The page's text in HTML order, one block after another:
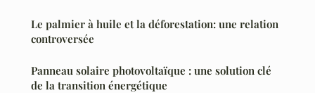
Le palmier à huile et la déforestation: une relation
controversée
Panneau solaire photovoltaïque : une solution clé
de la transition énergétique